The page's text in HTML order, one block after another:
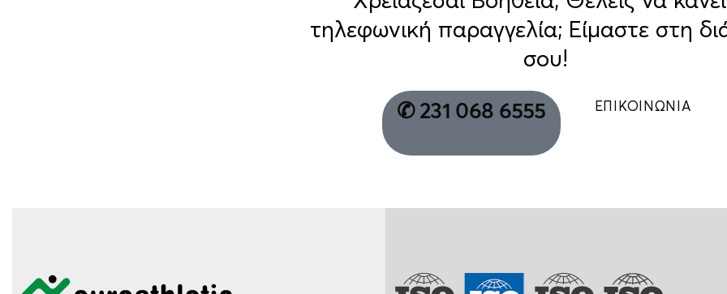
τηλεφωνική παραγγελία; Είμαστε στη
σου!
✆ 231 068 6555 ΕΠΙΚΟΙΝΩΝΙΑ